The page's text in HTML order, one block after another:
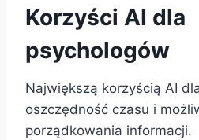
Korzyści AI dla
psychologów
Największą korzyścią AI
oszczędność czasu i
porządkowania informacji.